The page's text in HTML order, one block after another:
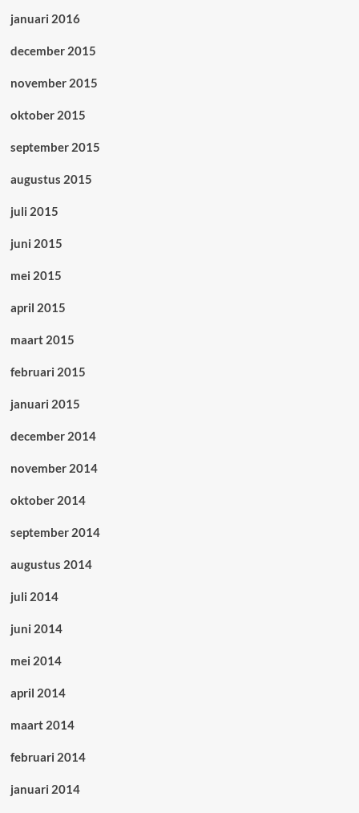
januari 2016
december 2015
november 2015
oktober 2015
september 2015
augustus 2015
juli 2015
juni 2015
mei 2015
april 2015
maart 2015
februari 2015
januari 2015
december 2014
november 2014
oktober 2014
september 2014
augustus 2014
juli 2014
juni 2014
mei 2014
april 2014
maart 2014
februari 2014
januari 2014